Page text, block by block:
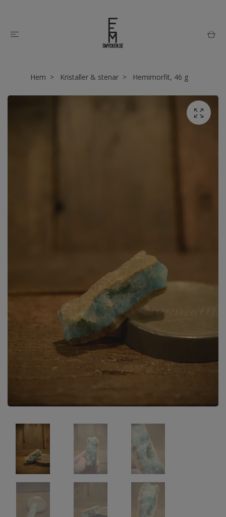
Hem Kristaller & stenar Hemimorfit, 46 g